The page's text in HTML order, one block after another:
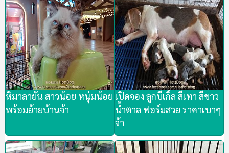
หิมาลายัน สาวน้อย หนุ่มน้อย
พร้อมย้ายบ้านจ้า
เปิดจอง ลูกบีเกิ้ล สีเทา สีขาว
น้ำตาล ฟอร์มสวย ราคาเบาๆ
จ้า